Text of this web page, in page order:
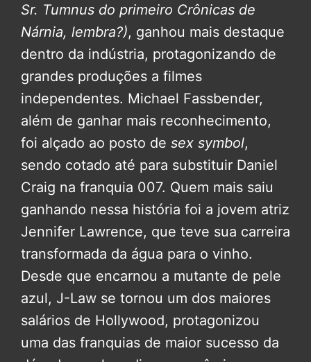
Sr. Tumnus do primeiro Crônicas de
Nárnia, lembra?), ganhou mais destaque
dentro da indústria, protagonizando de
grandes produções a filmes
independentes. Michael Fassbender,
além de ganhar mais reconhecimento,
foi alçado ao posto de sex symbol,
sendo cotado até para substituir Daniel
Craig na franquia 007. Quem mais saiu
ganhando nessa história foi a jovem atriz
Jennifer Lawrence, que teve sua carreira
transformada da água para o vinho.
Desde que encarnou a mutante de pele
azul, J-Law se tornou um dos maiores
salários de Hollywood, protagonizou
uma das franquias de maior sucesso da